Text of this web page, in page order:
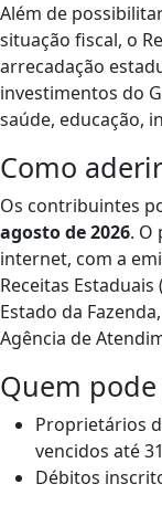
Além de
situação fiscal, o
arrecadação
investimentos do
saúde, educação,
Como aderir
Os contribuintes
agosto de 2026. O
internet, com a
Receitas
Estado da
Agência de
Quem
Proprietários
vencidos até
Débitos